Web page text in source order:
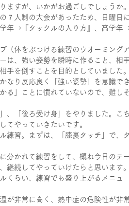
ますが、いかがお過ごしでしょうか。
７人制の大会があったため、日曜日
年→『タックルの入り方』、高学年
（体をぶつける練習のウオーミング
は、強い姿勢を瞬時に作ること、相
手を倒すことを目的としていました。
なり反応良く「強い姿勢」を意識で
る」ことに慣れていないので、難し
、「後ろ受け身」をやりました。こ
てやっていきたいです。
練習。まずは、「膝裏タッチ」で、
分かれて練習をして、概ね今日のテ
継続してやっていけたらと思います。
くらい、練習でも盛り上がるメニュ
が非常に高く、熱中症の危険性が非